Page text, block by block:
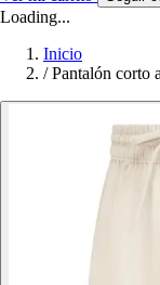
Loading...
Inicio
/ Pantalón corto